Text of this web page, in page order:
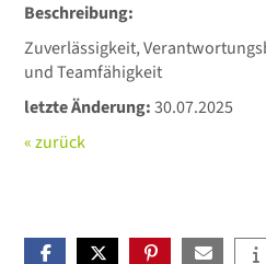
Beschreibung:
Zuverlässigkeit,
und Teamfähigkeit
letzte Änderung:30.07.2025
« zurück